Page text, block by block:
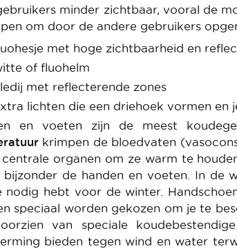
minder zichtbaar, vooral de
om door de andere gebruikers
met hoge zichtbaarheid en
of fluohelm
met reflecterende zones
lichten die een driehoek vormen en
en voeten zijn de meest
krimpen de bloedvaten
organen om ze warm te
bijzonder de handen en voeten. In de
nodig hebt voor de winter.
speciaal worden gekozen om je te
van speciale
bieden tegen wind en water